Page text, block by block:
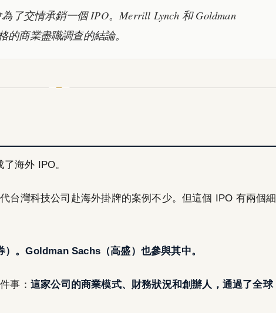
了交情承銷一個 IPO。Merrill Lynch 和 Goldman
的商業盡職調查的結論。
海外 IPO。
灣科技公司赴海外掛牌的案例不少。但這個 IPO 有兩個細
。Goldman Sachs（高盛）也參與其中。
事： 這家公司的商業模式、財務狀況和創辦人，通過了全球